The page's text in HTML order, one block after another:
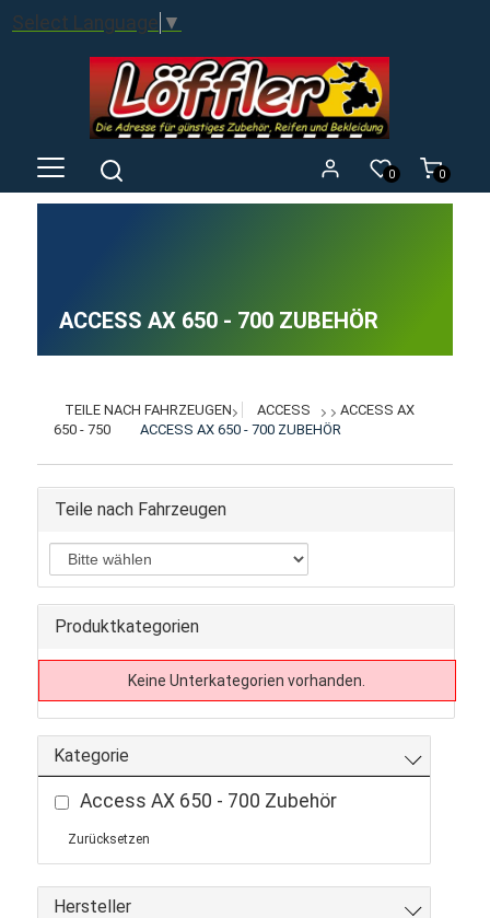
Select Language ▼
0
0
ACCESS AX 650 - 700 ZUBEHÖR
TEILE NACH FAHRZEUGEN ACCESS
ACCESS AX
650 - 750
ACCESS AX 650 - 700 ZUBEHÖR
Teile nach Fahrzeugen
Produktkategorien
Keine Unterkategorien vorhanden.
Kategorie
Access AX 650 - 700 Zubehör
Zurücksetzen
Hersteller